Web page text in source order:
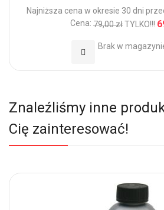
Najniższa cena w okresie 30 dni
Cena: 79,00 złTYLKO!!!
Brak w
Dodaj do Ulubionych
Znaleźliśmy inne
Cię zainteresować!